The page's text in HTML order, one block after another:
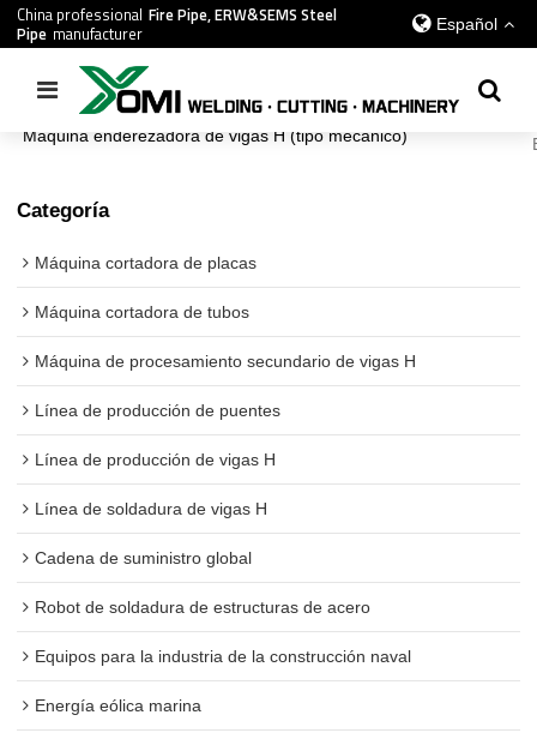
China professional Fire Pipe, ERW&SEMS Steel
Pipe manufacturer Español
todos / Línea de soldadura de vigas H /
Máquina enderezadora de vigas H (tipo mecánico)
Categoría
Máquina cortadora de placas
Máquina cortadora de tubos
Máquina de procesamiento secundario de vigas H
Línea de producción de puentes
Línea de producción de vigas H
Línea de soldadura de vigas H
Cadena de suministro global
Robot de soldadura de estructuras de acero
Equipos para la industria de la construcción naval
Energía eólica marina